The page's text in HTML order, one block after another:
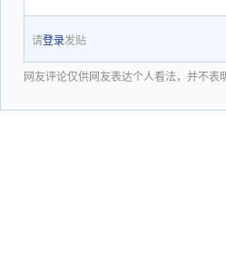
请登录发贴
网友评论仅供网友表达个人看法，并不表